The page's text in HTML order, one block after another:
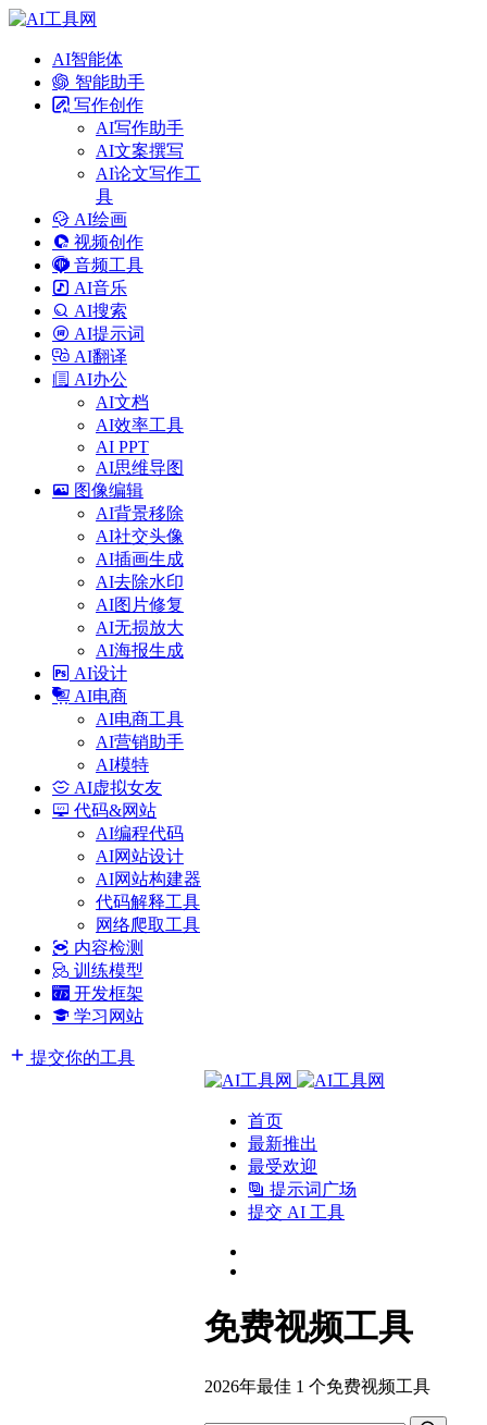
AI智能体
智能助手
写作创作
AI写作助手
AI文案撰写
AI论文写作工
具
AI绘画
视频创作
音频工具
AI音乐
AI搜索
AI提示词
AI翻译
AI办公
AI文档
AI效率工具
AI PPT
AI思维导图
图像编辑
AI背景移除
AI社交头像
AI插画生成
AI去除水印
AI图片修复
AI无损放大
AI海报生成
AI设计
AI电商
AI电商工具
AI营销助手
AI模特
AI虚拟女友
代码&网站
AI编程代码
AI网站设计
AI网站构建器
代码解释工具
网络爬取工具
内容检测
训练模型
开发框架
学习网站
提交你的工具
首页
最新推出
最受欢迎
提示词广场
提交 AI 工具
免费视频工具
2026年最佳 1 个免费视频工具